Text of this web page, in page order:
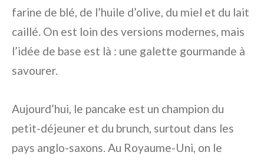
farine de blé, de l’huile d’olive, du miel et du lait
caillé. On est loin des versions modernes, mais
l’idée de base est là : une galette gourmande à
savourer.
Aujourd’hui, le pancake est un champion du
petit-déjeuner et du brunch, surtout dans les
pays anglo-saxons. Au Royaume-Uni, on le